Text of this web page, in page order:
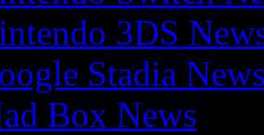
3DS
Stadia
Box News